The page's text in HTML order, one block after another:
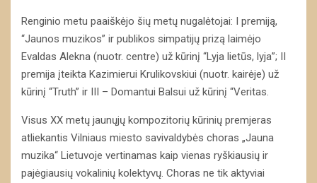
Renginio metu paaiškėjo šių metų nugalėtojai: I premiją,
“Jaunos muzikos” ir publikos simpatijų prizą laimėjo
Evaldas Alekna (nuotr. centre) už kūrinį “Lyja lietūs, lyja”; II
premija įteikta Kazimierui Krulikovskiui (nuotr. kairėje) už
kūrinį “Truth” ir III – Domantui Balsui už kūrinį “Veritas.
Visus XX metų jaunųjų kompozitorių kūrinių premjeras
atliekantis Vilniaus miesto savivaldybės choras „Jauna
muzika“ Lietuvoje vertinamas kaip vienas ryškiausių ir
pajėgiausių vokalinių kolektyvų. Choras ne tik aktyviai